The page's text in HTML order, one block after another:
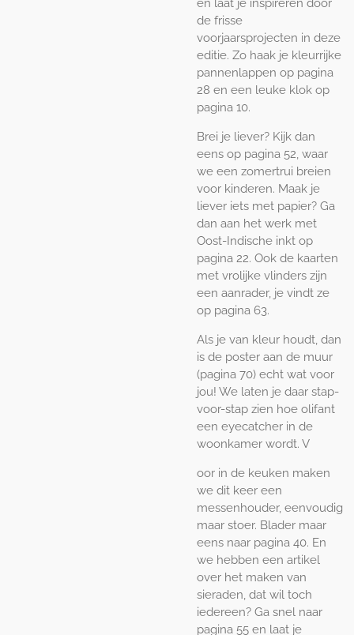
en laat je inspireren door
de frisse
voorjaarsprojecten in deze
editie. Zo haak je kleurrijke
pannenlappen op pagina
28 en een leuke klok op
pagina 10.
Brei je liever? Kijk dan
eens op pagina 52, waar
we een zomertrui breien
voor kinderen. Maak je
liever iets met papier? Ga
dan aan het werk met
Oost-Indische inkt op
pagina 22. Ook de kaarten
met vrolijke vlinders zijn
een aanrader, je vindt ze
op pagina 63.
Als je van kleur houdt, dan
is de poster aan de muur
(pagina 70) echt wat voor
jou! We laten je daar stap-
voor-stap zien hoe olifant
een eyecatcher in de
woonkamer wordt. V
oor in de keuken maken
we dit keer een
messenhouder, eenvoudig
maar stoer. Blader maar
eens naar pagina 40. En
we hebben een artikel
over het maken van
sieraden, dat wil toch
iedereen? Ga snel naar
pagina 55 en laat je